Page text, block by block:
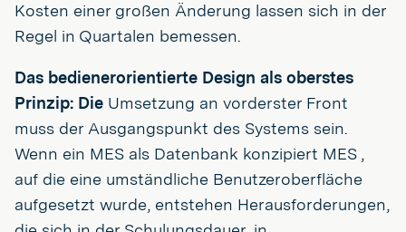
Kosten einer großen Änderung lassen sich in der
Regel in Quartalen bemessen.
Das bedienerorientierte Design als oberstes
Prinzip: Die Umsetzung an vorderster Front
muss der Ausgangspunkt des Systems sein.
Wenn ein MES als Datenbank konzipiert MES ,
auf die eine umständliche Benutzeroberfläche
aufgesetzt wurde, entstehen Herausforderungen,